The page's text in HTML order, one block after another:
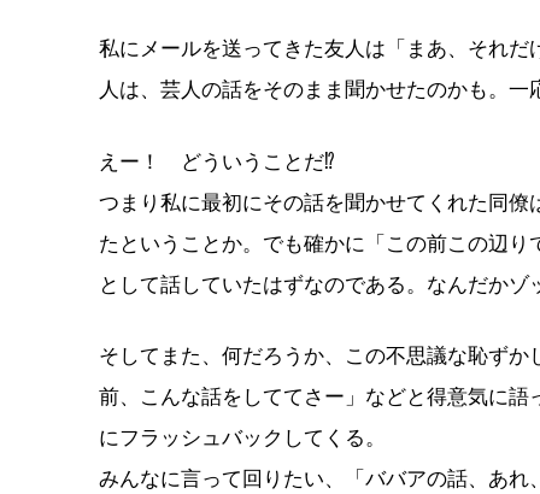
私にメールを送ってきた友人は「まあ、それ
人は、芸人の話をそのまま聞かせたのかも。
えー！ どういうことだ⁉︎
つまり私に最初にその話を聞かせてくれた同
たということか。でも確かに「この前この辺
として話していたはずなのである。なんだか
そしてまた、何だろうか、この不思議な恥ず
前、こんな話をしててさー」などと得意気に
にフラッシュバックしてくる。
みんなに言って回りたい、「ババアの話、あ